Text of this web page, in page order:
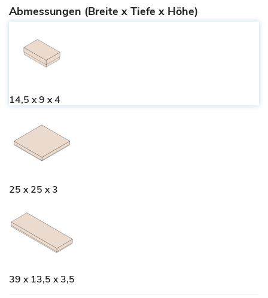
Abmessungen (Breite x Tiefe x Höhe)
14,5 x 9 x 4
25 x 25 x 3
39 x 13,5 x 3,5